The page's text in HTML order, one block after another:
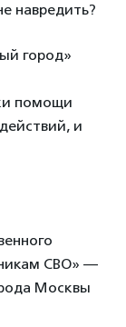
навредить?
город»
помощи
и
СВО» —
Москвы